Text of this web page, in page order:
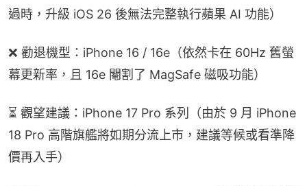
過時，升級 iOS 26 後無法完整執行蘋果 AI 功能）
❌ 勸退機型：iPhone 16 / 16e（依然卡在 60Hz 舊螢
幕更新率，且 16e 閹割了 MagSafe 磁吸功能）
⏳ 觀望建議：iPhone 17 Pro 系列（由於 9 月 iPhone
18 Pro 高階旗艦將如期分流上市，建議等候或看準降
價再入手）